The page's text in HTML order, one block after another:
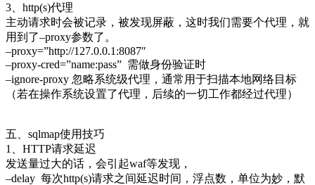
3、http(s)代理
主动请求时会被记录，被发现屏蔽，这时我们需要个代理，就
用到了–proxy参数了。
–proxy=”http://127.0.0.1:8087″
–proxy-cred=”name:pass” 需做身份验证时
–ignore-proxy 忽略系统级代理，通常用于扫描本地网络目标
（若在操作系统设置了代理，后续的一切工作都经过代理）
五、sqlmap使用技巧
1、HTTP请求延迟
发送量过大的话，会引起waf等发现，
–delay 每次http(s)请求之间延迟时间，浮点数，单位为妙，默